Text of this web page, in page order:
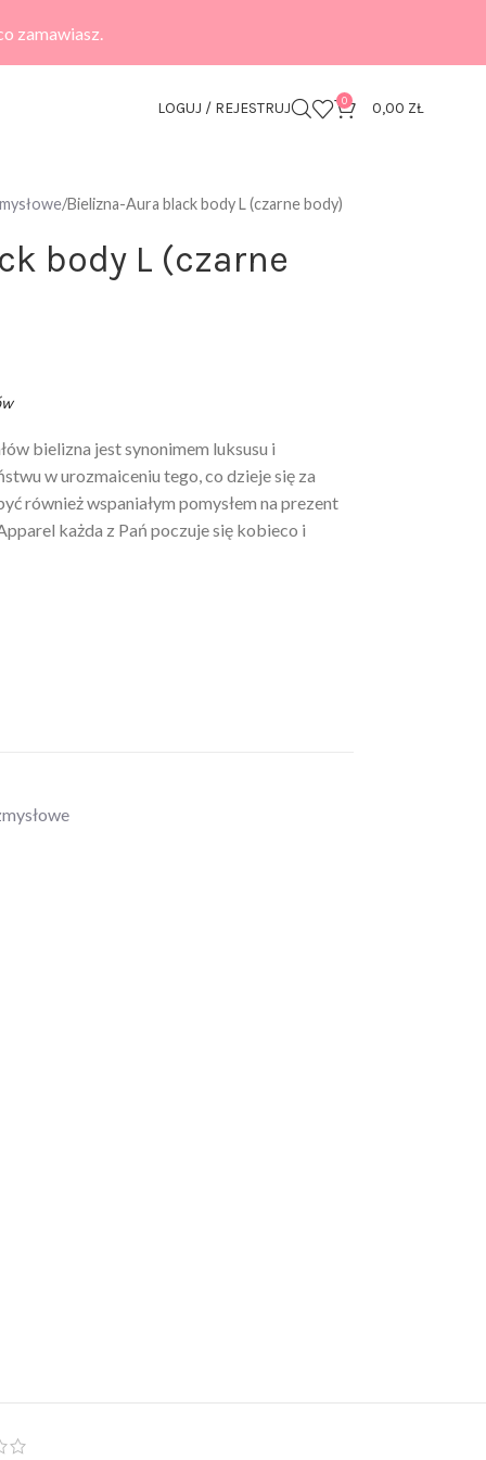
zamawiasz.
LOGUJ / REJESTRUJ 0 0,00 ZŁ
Bielizna-Aura black body L (czarne body)
body L (czarne
bielizna jest synonimem luksusu i
w urozmaiceniu tego, co dzieje się za
również wspaniałym pomysłem na prezent
każda z Pań poczuje się kobieco i